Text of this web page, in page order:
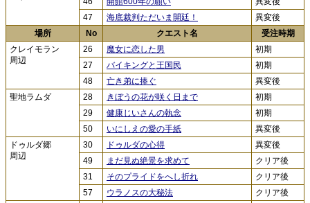
47
海底裁判ただいま開廷！
異変後
場所
No クエスト名
受注時期
クレイモラン
周辺
26 魔女に恋した男
初期
27
バイキングと王国民
初期
48
亡き弟に捧ぐ
異変後
聖地ラムダ
28 きぼうの花が咲く日まで
初期
29
健康じいさんの執念
初期
50
いにしえの愛の手紙
異変後
ドゥルダ郷
周辺
30 ドゥルダの心得
異変後
49
まだ見ぬ絶景を求めて
クリア後
31
そのプライドをへし折れ
クリア後
57
ウラノスの大秘法
クリア後